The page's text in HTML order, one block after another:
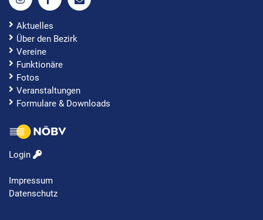
Aktuelles
Über den Bezirk
Vereine
Funktionäre
Fotos
Veranstaltungen
Formulare & Downloads
Login
Impressum
Datenschutz